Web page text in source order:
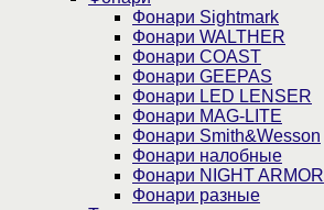
Фонари Sightmark
Фонари WALTHER
Фонари COAST
Фонари GEEPAS
Фонари LED LENSER
Фонари MAG-LITE
Фонари Smith&Wesson
Фонари налобные
Фонари NIGHT ARMOR
Фонари разные